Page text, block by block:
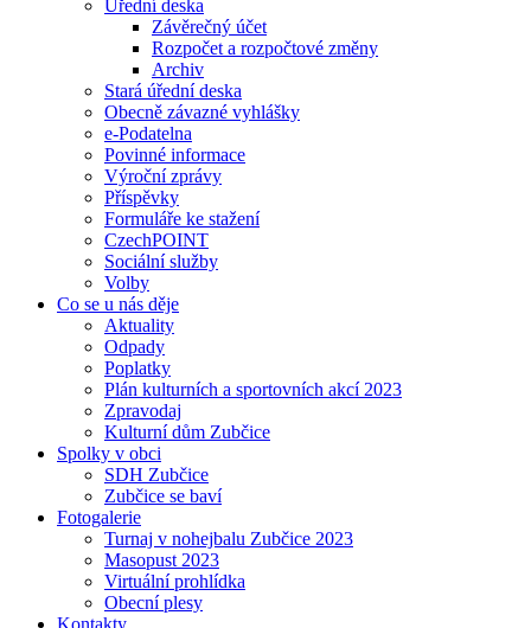
Úřední deska
Závěrečný účet
Rozpočet a rozpočtové změny
Archiv
Stará úřední deska
Obecně závazné vyhlášky
e-Podatelna
Povinné informace
Výroční zprávy
Příspěvky
Formuláře ke stažení
CzechPOINT
Sociální služby
Volby
Co se u nás děje
Aktuality
Odpady
Poplatky
Plán kulturních a sportovních akcí 2023
Zpravodaj
Kulturní dům Zubčice
Spolky v obci
SDH Zubčice
Zubčice se baví
Fotogalerie
Turnaj v nohejbalu Zubčice 2023
Masopust 2023
Virtuální prohlídka
Obecní plesy
Kontakty